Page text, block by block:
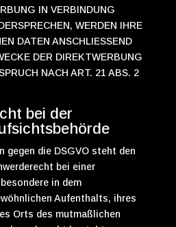
IN VERBINDUNG
WERDEN IHRE
DATEN ANSCHLIESSEND
DER DIREKTWERBUNG
NACH ART. 21 ABS. 2
bei der
gegen die DSGVO steht den
bei einer
in dem
Aufenthalts, ihres
Orts des mutmaßlichen